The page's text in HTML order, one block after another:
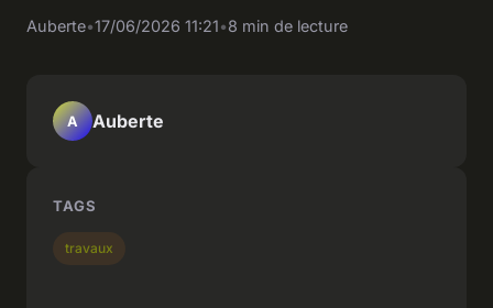
Auberte•17/06/2026 11:21•8 min de lecture
A Auberte
TAGS
travaux